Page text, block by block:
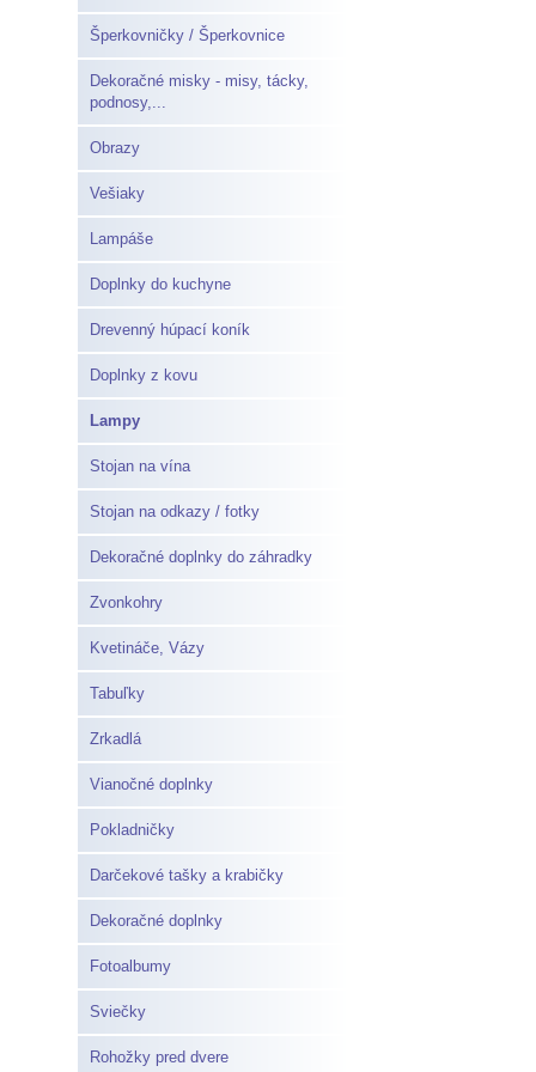
Šperkovničky / Šperkovnice
Dekoračné misky - misy, tácky,
podnosy,...
Obrazy
Vešiaky
Lampáše
Doplnky do kuchyne
Drevenný húpací koník
Doplnky z kovu
Lampy
Stojan na vína
Stojan na odkazy / fotky
Dekoračné doplnky do záhradky
Zvonkohry
Kvetináče, Vázy
Tabuľky
Zrkadlá
Vianočné doplnky
Pokladničky
Darčekové tašky a krabičky
Dekoračné doplnky
Fotoalbumy
Sviečky
Rohožky pred dvere